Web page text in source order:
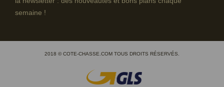
semaine !
2018 © COTE-CHASSE.COM TOUS DROITS RÉSERVÉS.